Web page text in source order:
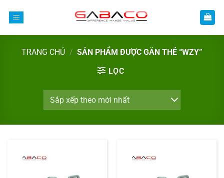
TRANG CHỦ / SẢN PHẨM ĐƯỢC GẮN THẺ “WZY”
LỌC